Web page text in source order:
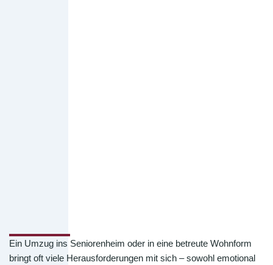
Ein Umzug ins Seniorenheim oder in eine betreute Wohnform
bringt oft viele Herausforderungen mit sich – sowohl emotional